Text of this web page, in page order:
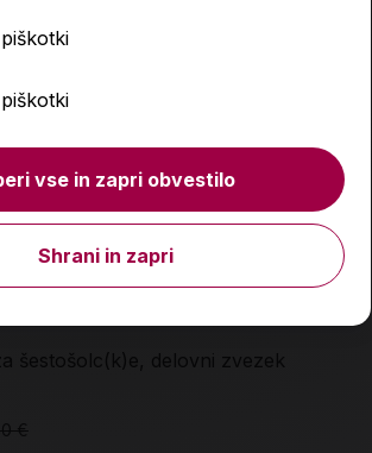
šestošolc(k)e, delovni zvezek
€
vse in zapri obvestilo
Shrani in zapri